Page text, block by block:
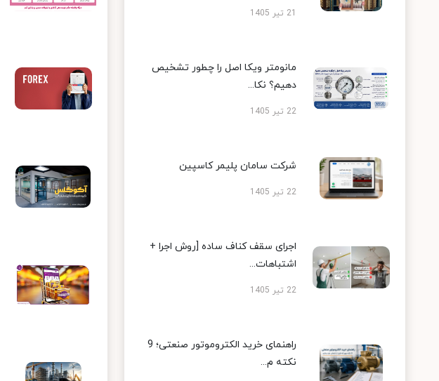
21 تیر 1405
مانومتر ویکا اصل را چطور تشخیص
دهیم؟ نکا...
22 تیر 1405
شرکت سامان پلیمر کاسپین
22 تیر 1405
اجرای سقف کناف ساده [روش اجرا +
اشتباهات...
22 تیر 1405
راهنمای خرید الکتروموتور صنعتی؛ 9
نکته م...